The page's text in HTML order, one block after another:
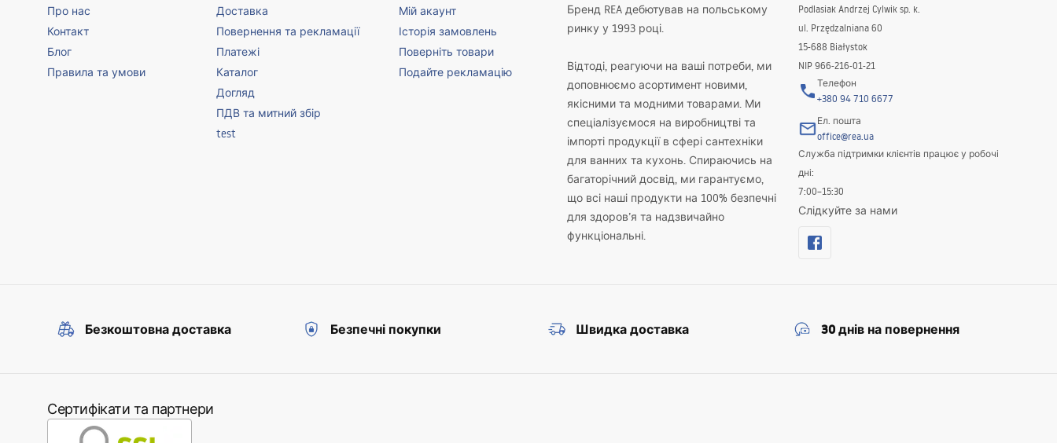
Про нас
Контакт
Блог
Правила та умови
Доставка
Повернення та рекламації
Платежі
Каталог
Догляд
ПДВ та митний збір
test
Мій акаунт
Історія замовлень
Поверніть товари
Подайте рекламацію
Бренд REA дебютував на польському
ринку у 1993 році.
Відтоді, реагуючи на ваші потреби, ми
доповнюємо асортимент новими,
якісними та модними товарами. Ми
спеціалізуємося на виробництві та
імпорті продукції в сфері сантехніки
для ванних та кухонь. Спираючись на
багаторічний досвід, ми гарантуємо,
що всі наші продукти на 100% безпечні
для здоров’я та надзвичайно
функціональні.
Podlasiak Andrzej Cylwik sp. k.
ul. Przędzalniana 60
15-688 Białystok
NIP 966-216-01-21
Телефон
+380 94 710 6677
Ел. пошта
office@rea.ua
Служба підтримки клієнтів працює у робочі
дні:
7:00–15:30
Слідкуйте за нами
Безкоштовна доставка Безпечні покупки Швидка доставка 30 днів на повернення
Сертифікати та партнери